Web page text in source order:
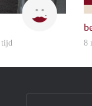
tijd 8